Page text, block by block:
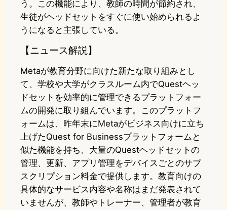
う。この機能により、教師の時間が節約され、
生徒がヘッドセットをすぐに使い始められるよ
うになると主張している。
【ニュース解説】
Metaが教育分野に向けた新たな取り組みとし
て、学校や大学がクラスルーム内でQuestヘッ
ドセットを効率的に管理できるプラットフォー
ムの開発に取り組んでいます。このプラットフ
ォームは、昨年末にMetaがビジネス向けに立ち
上げたQuest for Businessプラットフォームと
似た機能を持ち、大量のQuestヘッドセットの
管理、更新、アプリ管理をデバイスごとのサブ
スクリプション料金で提供します。教育向けの
具体的なサービス内容や名称はまだ発表されて
いませんが、教師やトレーナー、管理者が教育